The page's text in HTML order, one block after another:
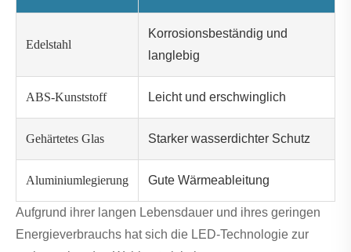
Edelstahl
Korrosionsbeständig und
langlebig
ABS-Kunststoff Leicht und erschwinglich
Gehärtetes Glas Starker wasserdichter Schutz
Aluminiumlegierung Gute Wärmeableitung
Aufgrund ihrer langen Lebensdauer und ihres geringen
Energieverbrauchs hat sich die LED-Technologie zur